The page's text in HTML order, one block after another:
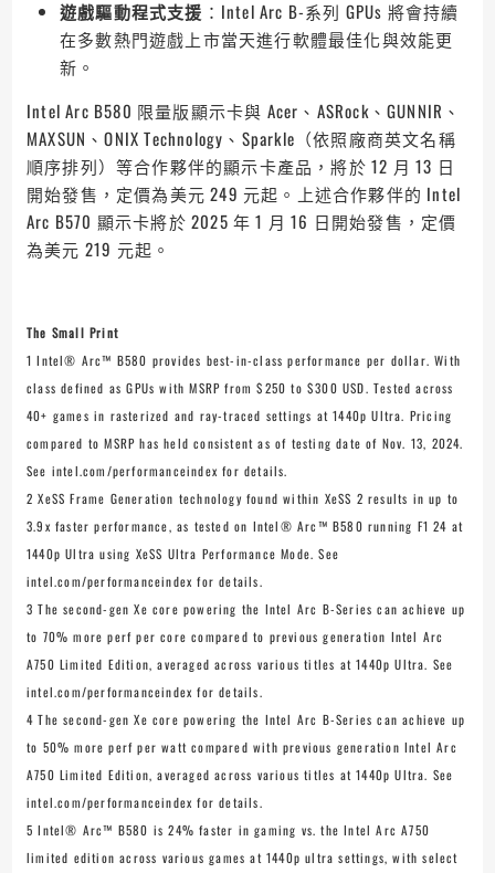
遊戲驅動程式支援 ：Intel Arc B-系列 GPUs 將會持續
在多數熱門遊戲上市當天進行軟體最佳化與效能更
新。
Intel Arc B580 限量版顯示卡與 Acer、ASRock、GUNNIR、
MAXSUN、ONIX Technology、Sparkle（依照廠商英文名稱
順序排列）等合作夥伴的顯示卡產品，將於 12 月 13 日
開始發售，定價為美元 249 元起。上述合作夥伴的 Intel
Arc B570 顯示卡將於 2025 年 1 月 16 日開始發售，定價
為美元 219 元起。
The Small Print
1 Intel® Arc™ B580 provides best-in-class performance per dollar. With
class defined as GPUs with MSRP from $250 to $300 USD. Tested across
40+ games in rasterized and ray-traced settings at 1440p Ultra. Pricing
compared to MSRP has held consistent as of testing date of Nov. 13, 2024.
See intel.com/performanceindex for details.
2 XeSS Frame Generation technology found within XeSS 2 results in up to
3.9x faster performance, as tested on Intel® Arc™ B580 running F1 24 at
1440p Ultra using XeSS Ultra Performance Mode. See
intel.com/performanceindex for details.
3 The second-gen Xe core powering the Intel Arc B-Series can achieve up
to 70% more perf per core compared to previous generation Intel Arc
A750 Limited Edition, averaged across various titles at 1440p Ultra. See
intel.com/performanceindex for details.
4 The second-gen Xe core powering the Intel Arc B-Series can achieve up
to 50% more perf per watt compared with previous generation Intel Arc
A750 Limited Edition, averaged across various titles at 1440p Ultra. See
intel.com/performanceindex for details.
5 Intel® Arc™ B580 is 24% faster in gaming vs. the Intel Arc A750
limited edition across various games at 1440p ultra settings, with select